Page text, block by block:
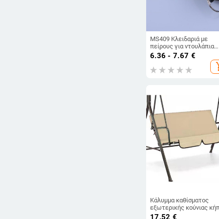
MS409 Κλειδαριά με
πείρους για ντουλάπια
αρχείων, πίνακες
6.36 - 7.67 €
Κάλυμμα καθίσματος
εξωτερικής κούνιας
αντικατάσταση,
17.52 €